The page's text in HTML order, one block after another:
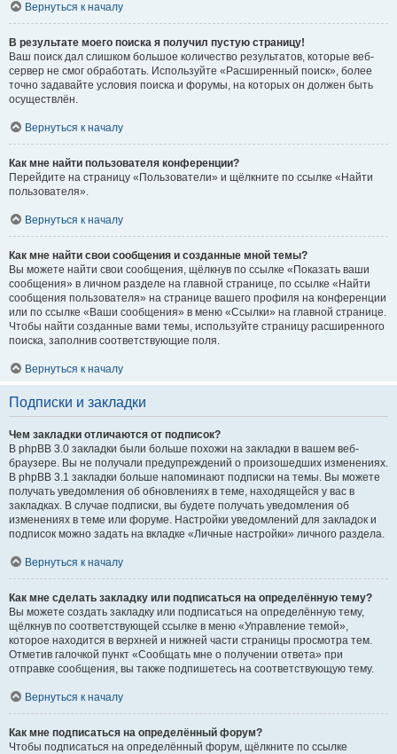
Вернуться к началу
В результате моего поиска я получил пустую страницу!
Ваш поиск дал слишком большое количество результатов, которые веб-
сервер не смог обработать. Используйте «Расширенный поиск», более
точно задавайте условия поиска и форумы, на которых он должен быть
осуществлён.
Вернуться к началу
Как мне найти пользователя конференции?
Перейдите на страницу «Пользователи» и щёлкните по ссылке «Найти
пользователя».
Вернуться к началу
Как мне найти свои сообщения и созданные мной темы?
Вы можете найти свои сообщения, щёлкнув по ссылке «Показать ваши
сообщения» в личном разделе на главной странице, по ссылке «Найти
сообщения пользователя» на странице вашего профиля на конференции
или по ссылке «Ваши сообщения» в меню «Ссылки» на главной странице.
Чтобы найти созданные вами темы, используйте страницу расширенного
поиска, заполнив соответствующие поля.
Вернуться к началу
Подписки и закладки
Чем закладки отличаются от подписок?
В phpBB 3.0 закладки были больше похожи на закладки в вашем веб-
браузере. Вы не получали предупреждений о произошедших изменениях.
В phpBB 3.1 закладки больше напоминают подписки на темы. Вы можете
получать уведомления об обновлениях в теме, находящейся у вас в
закладках. В случае подписки, вы будете получать уведомления об
изменениях в теме или форуме. Настройки уведомлений для закладок и
подписок можно задать на вкладке «Личные настройки» личного раздела.
Вернуться к началу
Как мне сделать закладку или подписаться на определённую тему?
Вы можете создать закладку или подписаться на определённую тему,
щёлкнув по соответствующей ссылке в меню «Управление темой»,
которое находится в верхней и нижней части страницы просмотра тем.
Отметив галочкой пункт «Сообщать мне о получении ответа» при
отправке сообщения, вы также подпишетесь на соответствующую тему.
Вернуться к началу
Как мне подписаться на определённый форум?
Чтобы подписаться на определённый форум, щёлкните по ссылке